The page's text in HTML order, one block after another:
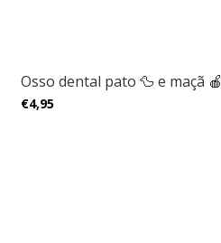
Osso dental pato 🦆 e maçã 🍎
€4,95